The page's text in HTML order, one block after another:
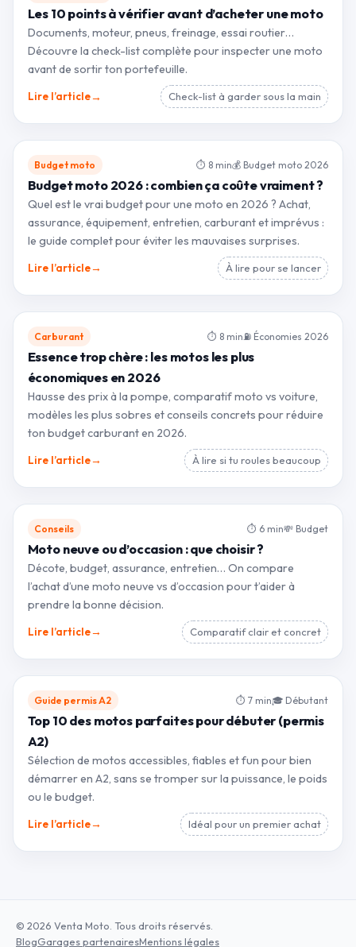
Les 10 points à vérifier avant d’acheter une moto
Documents, moteur, pneus, freinage, essai routier…
Découvre la check-list complète pour inspecter une moto
avant de sortir ton portefeuille.
Lire l’article→ Check-list à garder sous la main
Budget moto ⏱ 8 min💰 Budget moto 2026
Budget moto 2026 : combien ça coûte vraiment ?
Quel est le vrai budget pour une moto en 2026 ? Achat,
assurance, équipement, entretien, carburant et imprévus :
le guide complet pour éviter les mauvaises surprises.
Lire l’article→ À lire pour se lancer
Carburant ⏱ 8 min ⛽ Économies 2026
Essence trop chère : les motos les plus
économiques en 2026
Hausse des prix à la pompe, comparatif moto vs voiture,
modèles les plus sobres et conseils concrets pour réduire
ton budget carburant en 2026.
Lire l’article→ À lire si tu roules beaucoup
Conseils ⏱ 6 min💸 Budget
Moto neuve ou d’occasion : que choisir ?
Décote, budget, assurance, entretien… On compare
l’achat d’une moto neuve vs d’occasion pour t’aider à
prendre la bonne décision.
Lire l’article→ Comparatif clair et concret
Guide permis A2 ⏱ 7 min🎓 Débutant
Top 10 des motos parfaites pour débuter (permis
A2)
Sélection de motos accessibles, fiables et fun pour bien
démarrer en A2, sans se tromper sur la puissance, le poids
ou le budget.
Lire l’article→ Idéal pour un premier achat
© 2026 Venta Moto. Tous droits réservés.
BlogGarages partenairesMentions légales